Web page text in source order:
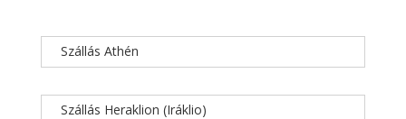
Szállás Athén
Szállás Heraklion (Iráklio)